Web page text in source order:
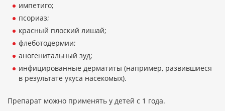
импетиго;
псориаз;
красный плоский лишай;
флеботодермии;
аногенитальный зуд;
инфицированные дерматиты (например, развившиеся
в результате укуса насекомых).
Препарат можно применять у детей с 1 года.